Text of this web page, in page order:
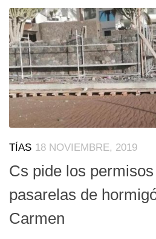
TÍAS 18 NOVIEMBRE, 2019
Cs pide los
pasarelas de
Carmen